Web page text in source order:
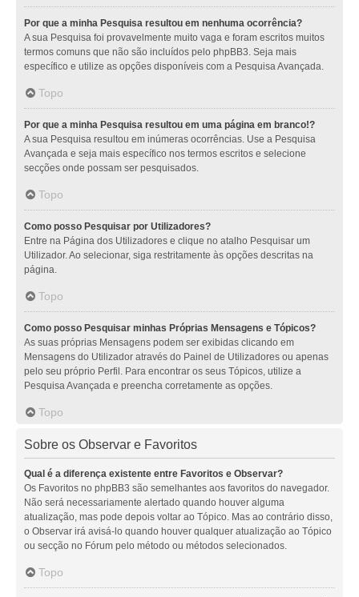
Por que a minha Pesquisa resultou em nenhuma ocorrência?
A sua Pesquisa foi provavelmente muito vaga e foram escritos muitos
termos comuns que não são incluídos pelo phpBB3. Seja mais
específico e utilize as opções disponíveis com a Pesquisa Avançada.
Topo
Por que a minha Pesquisa resultou em uma página em branco!?
A sua Pesquisa resultou em inúmeras ocorrências. Use a Pesquisa
Avançada e seja mais específico nos termos escritos e selecione
secções onde possam ser pesquisados.
Topo
Como posso Pesquisar por Utilizadores?
Entre na Página dos Utilizadores e clique no atalho Pesquisar um
Utilizador. Ao selecionar, siga restritamente às opções descritas na
página.
Topo
Como posso Pesquisar minhas Próprias Mensagens e Tópicos?
As suas próprias Mensagens podem ser exibidas clicando em
Mensagens do Utilizador através do Painel de Utilizadores ou apenas
pelo seu próprio Perfil. Para encontrar os seus Tópicos, utilize a
Pesquisa Avançada e preencha corretamente as opções.
Topo
Sobre os Observar e Favoritos
Qual é a diferença existente entre Favoritos e Observar?
Os Favoritos no phpBB3 são semelhantes aos favoritos do navegador.
Não será necessariamente alertado quando houver alguma
atualização, mas pode depois voltar ao Tópico. Mas ao contrário disso,
o Observar irá avisá-lo quando houver qualquer atualização ao Tópico
ou secção no Fórum pelo método ou métodos selecionados.
Topo